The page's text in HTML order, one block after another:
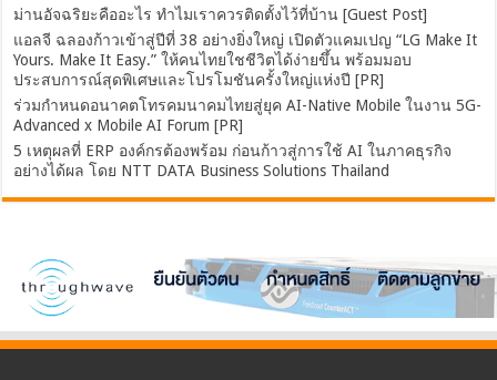
ม่านอัจฉริยะคืออะไร ทำไมเราควรติดตั้งไว้ที่บ้าน [Guest Post]
แอลจี ฉลองก้าวเข้าสู่ปีที่ 38 อย่างยิ่งใหญ่ เปิดตัวแคมเปญ “LG Make It
Yours. Make It Easy.” ให้คนไทยใชชีวิตได้ง่ายขึ้น พร้อมมอบ
ประสบการณ์สุดพิเศษและโปรโมชันครั้งใหญ่แห่งปี [PR]
ร่วมกำหนดอนาคตโทรคมนาคมไทยสู่ยุค AI-Native Mobile ในงาน 5G-
Advanced x Mobile AI Forum [PR]
5 เหตุผลที่ ERP องค์กรต้องพร้อม ก่อนก้าวสู่การใช้ AI ในภาคธุรกิจ
อย่างได้ผล โดย NTT DATA Business Solutions Thailand